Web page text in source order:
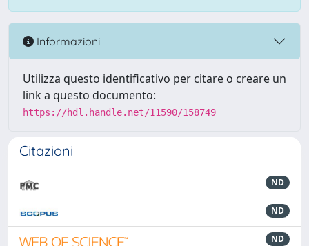
Informazioni
Utilizza questo identificativo per citare o creare un
link a questo documento:
https://hdl.handle.net/11590/158749
Citazioni
ND
ND
ND